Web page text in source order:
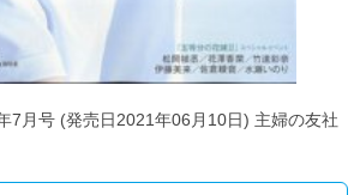
7月号 (発売日2021年06月10日) 主婦の友社